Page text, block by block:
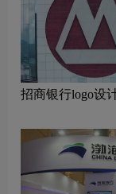
招商银行logo设